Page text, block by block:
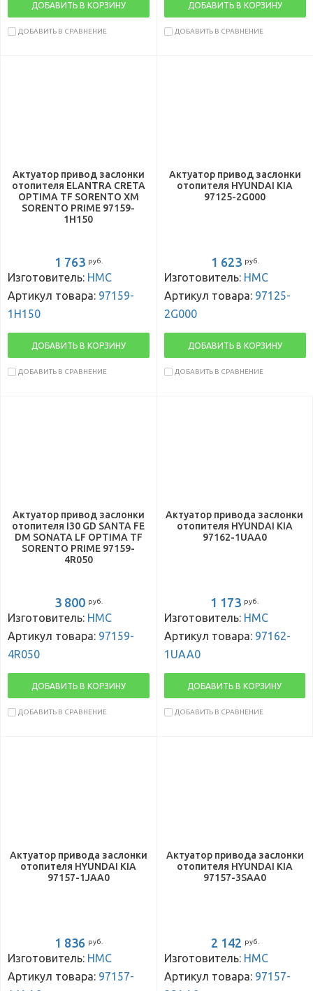
ДОБАВИТЬ В КОРЗИНУ
ДОБАВИТЬ В СРАВНЕНИЕ
ДОБАВИТЬ В КОРЗИНУ
ДОБАВИТЬ В СРАВНЕНИЕ
Актуатор привод заслонки
отопителя ELANTRA CRETA
OPTIMA TF SORENTO XM
SORENTO PRIME 97159-
1H150
1 763 руб.
Изготовитель: HMC
Артикул товара: 97159-
1H150
ДОБАВИТЬ В КОРЗИНУ
ДОБАВИТЬ В СРАВНЕНИЕ
Актуатор привод заслонки
отопителя HYUNDAI KIA
97125-2G000
1 623 руб.
Изготовитель: HMC
Артикул товара: 97125-
2G000
ДОБАВИТЬ В КОРЗИНУ
ДОБАВИТЬ В СРАВНЕНИЕ
Актуатор привод заслонки
отопителя I30 GD SANTA FE
DM SONATA LF OPTIMA TF
SORENTO PRIME 97159-
4R050
3 800 руб.
Изготовитель: HMC
Артикул товара: 97159-
4R050
ДОБАВИТЬ В КОРЗИНУ
ДОБАВИТЬ В СРАВНЕНИЕ
Актуатор привода заслонки
отопителя HYUNDAI KIA
97162-1UAA0
1 173 руб.
Изготовитель: HMC
Артикул товара: 97162-
1UAA0
ДОБАВИТЬ В КОРЗИНУ
ДОБАВИТЬ В СРАВНЕНИЕ
Актуатор привода заслонки
отопителя HYUNDAI KIA
97157-1JAA0
1 836 руб.
Изготовитель: HMC
Артикул товара: 97157-
Актуатор привода заслонки
отопителя HYUNDAI KIA
97157-3SAA0
2 142 руб.
Изготовитель: HMC
Артикул товара: 97157-